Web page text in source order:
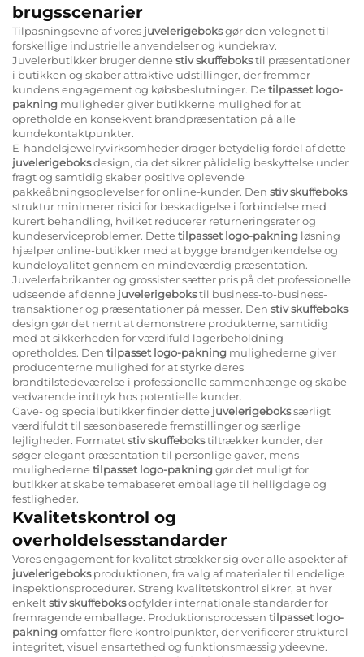
brugsscenarier
Tilpasningsevne af vores juvelerigeboksgør den velegnet til
forskellige industrielle anvendelser og kundekrav.
Juvelerbutikker bruger dennestiv skuffebokstil præsentationer
i butikken og skaber attraktive udstillinger, der fremmer
kundens engagement og købsbeslutninger. Detilpasset logo-
pakning muligheder giver butikkerne mulighed for at
opretholde en konsekvent brandpræsentation på alle
kundekontaktpunkter.
E-handelsjewelryvirksomheder drager betydelig fordel af dette
juvelerigeboksdesign, da det sikrer pålidelig beskyttelse under
fragt og samtidig skaber positive oplevende
pakkeåbningsoplevelser for online-kunder. Den stiv skuffeboks
struktur minimerer risici for beskadigelse i forbindelse med
kurert behandling, hvilket reducerer returneringsrater og
kundeserviceproblemer. Dettetilpasset logo-pakning løsning
hjælper online-butikker med at bygge brandgenkendelse og
kundeloyalitet gennem en mindeværdig præsentation.
Juvelerfabrikanter og grossister sætter pris på det professionelle
udseende af denne juvelerigebokstil business-to-business-
transaktioner og præsentationer på messer. Den stiv skuffeboks
design gør det nemt at demonstrere produkterne, samtidig
med at sikkerheden for værdifuld lagerbeholdning
opretholdes. Den tilpasset logo-pakning mulighederne giver
producenterne mulighed for at styrke deres
brandtilstedeværelse i professionelle sammenhænge og skabe
vedvarende indtryk hos potentielle kunder.
Gave- og specialbutikker finder dette juvelerigebokssærligt
værdifuldt til sæsonbaserede fremstillinger og særlige
lejligheder. Formatetstiv skuffebokstiltrækker kunder, der
søger elegant præsentation til personlige gaver, mens
mulighedernetilpasset logo-pakninggør det muligt for
butikker at skabe temabaseret emballage til helligdage og
festligheder.
Kvalitetskontrol og
overholdelsesstandarder
Vores engagement for kvalitet strækker sig over alle aspekter af
juvelerigeboksproduktionen, fra valg af materialer til endelige
inspektionsprocedurer. Streng kvalitetskontrol sikrer, at hver
enkeltstiv skuffeboksopfylder internationale standarder for
fremragende emballage. Produktionsprocessen tilpasset logo-
pakningomfatter flere kontrolpunkter, der verificerer strukturel
integritet, visuel ensartethed og funktionsmæssig ydeevne.